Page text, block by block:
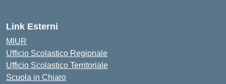
Link Esterni
MIUR
Ufficio Scolastico Regionale
Ufficio Scolastico Territoriale
Scuola in Chiaro